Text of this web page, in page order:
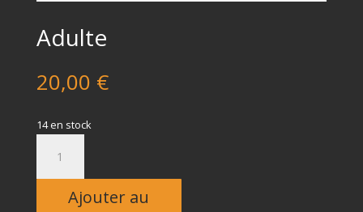
Adulte
20,00 €
14 en stock
Adulte
Ajouter au